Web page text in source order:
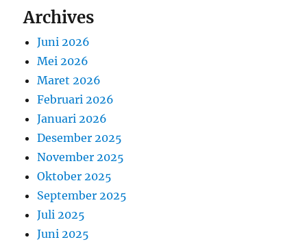
Archives
Juni 2026
Mei 2026
Maret 2026
Februari 2026
Januari 2026
Desember 2025
November 2025
Oktober 2025
September 2025
Juli 2025
Juni 2025